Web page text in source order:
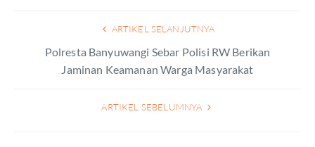
ARTIKEL SELANJUTNYA
Polresta Banyuwangi Sebar Polisi RW Berikan
Jaminan Keamanan Warga Masyarakat
ARTIKEL SEBELUMNYA